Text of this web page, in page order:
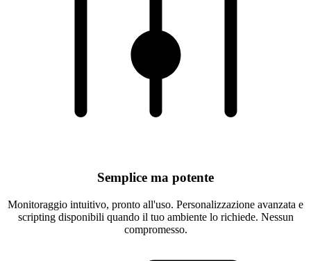
Semplice ma potente
Monitoraggio intuitivo, pronto all'uso. Personalizzazione avanzata e
scripting disponibili quando il tuo ambiente lo richiede. Nessun
compromesso.